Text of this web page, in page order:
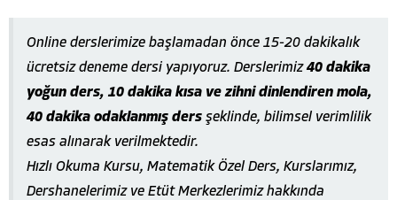
Online derslerimize başlamadan önce 15-20 dakikalık
ücretsiz deneme dersi yapıyoruz. Derslerimiz40 dakika
yoğun ders, 10 dakika kısa ve zihni dinlendiren mola,
40 dakika odaklanmış ders şeklinde, bilimsel verimlilik
esas alınarak verilmektedir.
Hızlı Okuma Kursu, Matematik Özel Ders, Kurslarımız,
Dershanelerimiz ve Etüt Merkezlerimiz hakkında